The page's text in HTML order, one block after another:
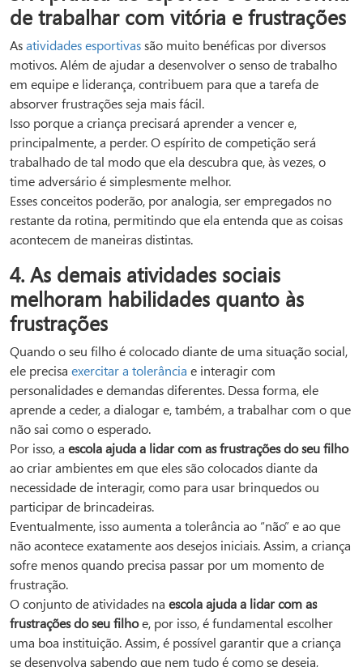
de trabalhar com vitória e frustrações
Asatividades esportivassão muito benéficas por diversos
motivos. Além de ajudar a desenvolver o senso de trabalho
em equipe e liderança, contribuem para que a tarefa de
absorver frustrações seja mais fácil.
Isso porque a criança precisará aprender a vencer e,
principalmente, a perder. O espírito de competição será
trabalhado de tal modo que ela descubra que, às vezes, o
time adversário é simplesmente melhor.
Esses conceitos poderão, por analogia, ser empregados no
restante da rotina, permitindo que ela entenda que as coisas
acontecem de maneiras distintas.
4. As demais atividades sociais
melhoram habilidades quanto às
frustrações
Quando o seu filho é colocado diante de uma situação social,
ele precisa exercitar a tolerância e interagir com
personalidades e demandas diferentes. Dessa forma, ele
aprende a ceder, a dialogar e, também, a trabalhar com o que
não sai como o esperado.
Por isso, a escola ajuda a lidar com as frustrações do seu filho
ao criar ambientes em que eles são colocados diante da
necessidade de interagir, como para usar brinquedos ou
participar de brincadeiras.
Eventualmente, isso aumenta a tolerância ao “não” e ao que
não acontece exatamente aos desejos iniciais. Assim, a criança
sofre menos quando precisa passar por um momento de
frustração.
O conjunto de atividades na escola ajuda a lidar com as
frustrações do seu filhoe, por isso, é fundamental escolher
uma boa instituição. Assim, é possível garantir que a criança
se desenvolva sabendo que nem tudo é como se deseja,